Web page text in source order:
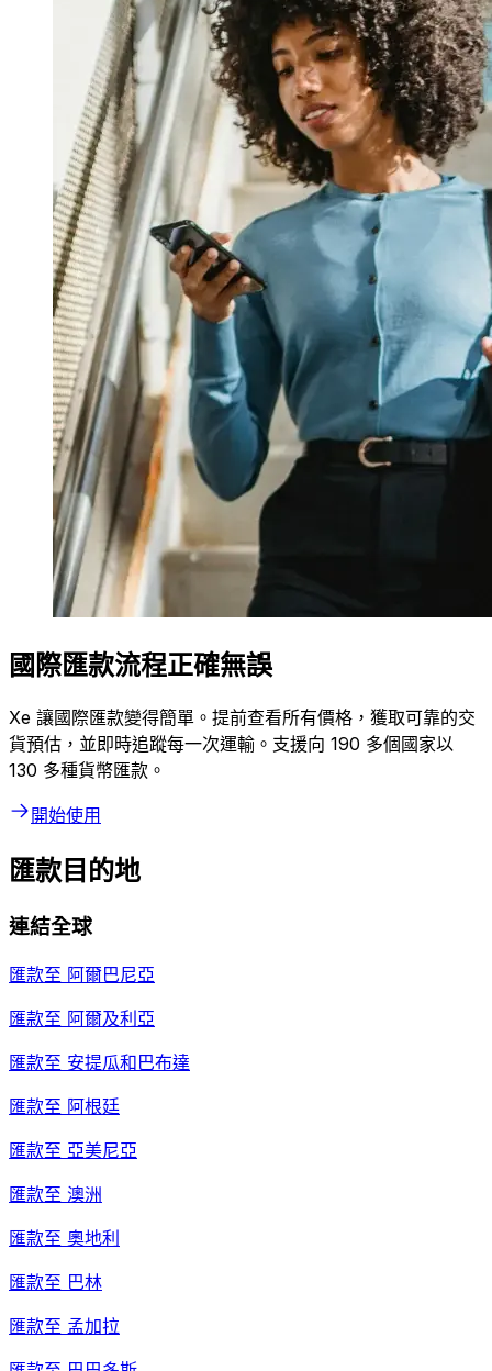
國際匯款流程正確無誤
Xe 讓國際匯款變得簡單。提前查看所有價格，獲取可靠的交
貨預估，並即時追蹤每一次運輸。支援向 190 多個國家以
130 多種貨幣匯款。
開始使用
匯款目的地
連結全球
匯款至 阿爾巴尼亞
匯款至 阿爾及利亞
匯款至 安提瓜和巴布達
匯款至 阿根廷
匯款至 亞美尼亞
匯款至 澳洲
匯款至 奧地利
匯款至 巴林
匯款至 孟加拉